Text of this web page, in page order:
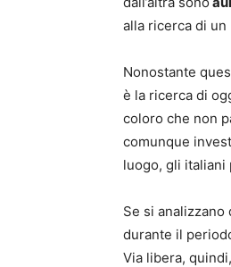
alla ricerca di
Nonostante
è la ricerca di
coloro che non
comunque
luogo, gli italiani
Se si
durante il
Via libera,